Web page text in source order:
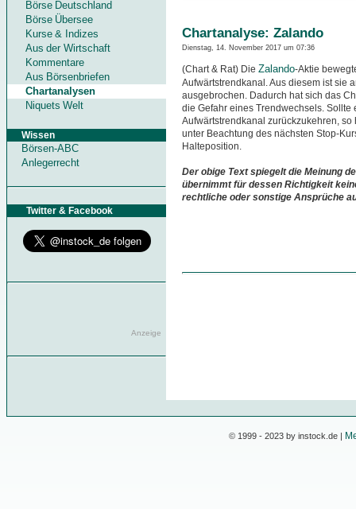
Börse Deutschland
Börse Übersee
Kurse & Indizes
Aus der Wirtschaft
Kommentare
Aus Börsenbriefen
Chartanalysen
Niquets Welt
Wissen
Börsen-ABC
Anlegerrecht
Twitter & Facebook
Anzeige
Chartanalyse: Zalando
Dienstag, 14. November 2017 um 07:36
(Chart & Rat) Die Zalando-Aktie
Aufwärtstrendkanal. Aus diesem ist sie
ausgebrochen. Dadurch hat sich das
die Gefahr eines Trendwechsels.
Aufwärtstrendkanal zurückzukehren,
unter Beachtung des nächsten Stop-
Halteposition.
Der obige Text spiegelt die Meinung
übernimmt für dessen Richtigkeit
rechtliche oder sonstige Ansprüche
© 1999 - 2023 by instock.de |